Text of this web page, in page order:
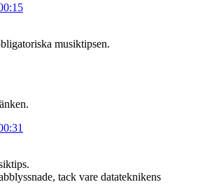
musiktipsen.
tack vare datateknikens